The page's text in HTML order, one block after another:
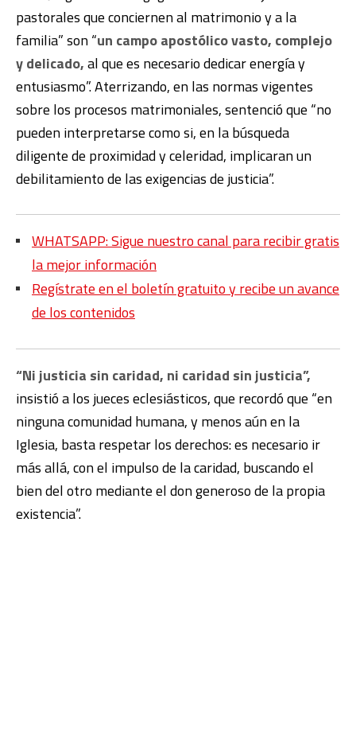
pastorales que conciernen al matrimonio y a la
familia” son “un campo apostólico vasto, complejo
y delicado,al que es necesario dedicar energía y
entusiasmo”. Aterrizando, en las normas vigentes
sobre los procesos matrimoniales, sentenció que “no
pueden interpretarse como si, en la búsqueda
diligente de proximidad y celeridad, implicaran un
debilitamiento de las exigencias de justicia”.
WHATSAPP: Sigue nuestro canal para recibir gratis
la mejor información
Regístrate en el boletín gratuito y recibe un avance
de los contenidos
“Ni justicia sin caridad, ni caridad sin justicia”,
insistió a los jueces eclesiásticos, que recordó que “en
ninguna comunidad humana, y menos aún en la
Iglesia, basta respetar los derechos: es necesario ir
más allá, con el impulso de la caridad, buscando el
bien del otro mediante el don generoso de la propia
existencia”.